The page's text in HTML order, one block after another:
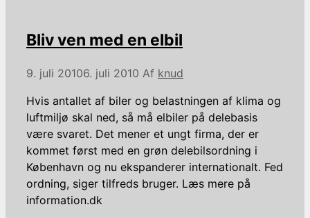
Bliv ven med en elbil
9. juli 20106. juli 2010 Af knud
Hvis antallet af biler og belastningen af klima og
luftmiljø skal ned, så må elbiler på delebasis
være svaret. Det mener et ungt firma, der er
kommet først med en grøn delebilsordning i
København og nu ekspanderer internationalt. Fed
ordning, siger tilfreds bruger. Læs mere på
information.dk